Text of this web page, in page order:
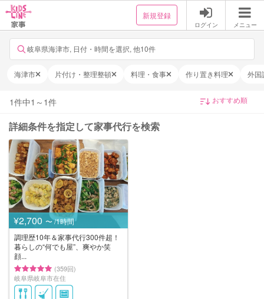
新規登録
ログイン メニュー
岐阜県海津市, 日付・時間を選択, 他10件
海津市 片付け・整理整頓 料理・食事 作り置き料理 外国
1件中1 ～ 1件
詳細条件を指定して家事代行を検索
¥2,700 〜 /1時間
調理歴10年＆家事代行300件超！
暮らしの“何でも屋”、爽やか笑
顔...
(359回)
岐阜県岐阜市在住